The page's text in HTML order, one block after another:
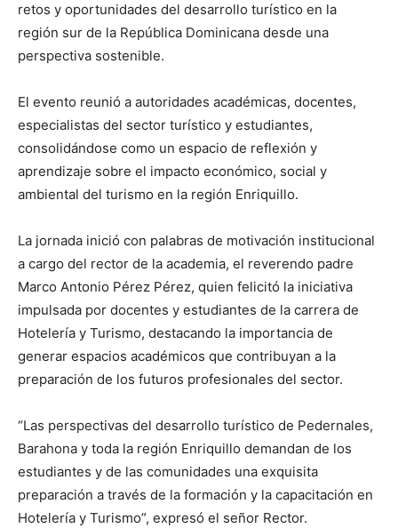
retos y oportunidades del desarrollo turístico en la
región sur de la República Dominicana desde una
perspectiva sostenible.
El evento reunió a autoridades académicas, docentes,
especialistas del sector turístico y estudiantes,
consolidándose como un espacio de reflexión y
aprendizaje sobre el impacto económico, social y
ambiental del turismo en la región Enriquillo.
La jornada inició con palabras de motivación institucional
a cargo del rector de la academia, el reverendo padre
Marco Antonio Pérez Pérez, quien felicitó la iniciativa
impulsada por docentes y estudiantes de la carrera de
Hotelería y Turismo, destacando la importancia de
generar espacios académicos que contribuyan a la
preparación de los futuros profesionales del sector.
“Las perspectivas del desarrollo turístico de Pedernales,
Barahona y toda la región Enriquillo demandan de los
estudiantes y de las comunidades una exquisita
preparación a través de la formación y la capacitación en
Hotelería y Turismo”, expresó el señor Rector.